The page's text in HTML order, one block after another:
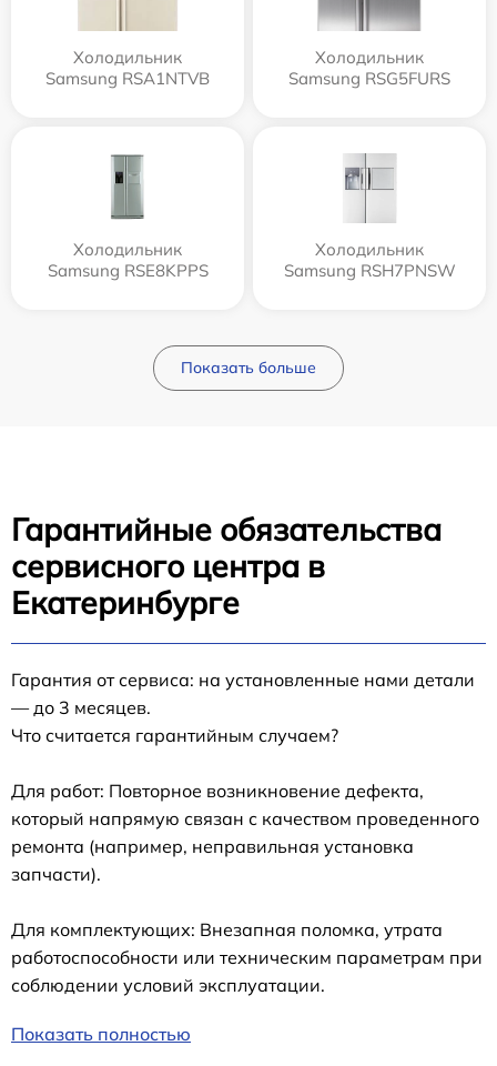
Холодильник
Samsung RSA1NTVB
Холодильник
Samsung RSG5FURS
Холодильник
Samsung RSE8KPPS
Холодильник
Samsung RSH7PNSW
Показать больше
Гарантийные обязательства
сервисного центра в
Екатеринбурге
Гарантия от сервиса: на установленные нами детали
— до 3 месяцев.
Что считается гарантийным случаем?
Для работ: Повторное возникновение дефекта,
который напрямую связан с качеством проведенного
ремонта (например, неправильная установка
запчасти).
Для комплектующих: Внезапная поломка, утрата
работоспособности или техническим параметрам при
соблюдении условий эксплуатации.
Показать полностью